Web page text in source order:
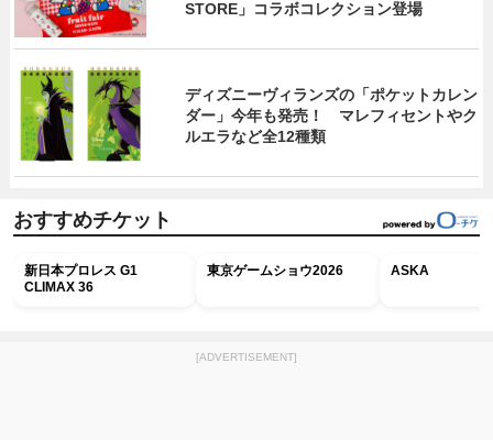
STORE」コラボコレクション登場
ディズニーヴィランズの「ポケットカレン
ダー」今年も発売！ マレフィセントやク
ルエラなど全12種類
おすすめチケット
新日本プロレス G1
CLIMAX 36
東京ゲームショウ2026 ASKA
[ADVERTISEMENT]